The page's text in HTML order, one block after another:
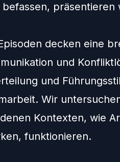
befassen,
decken eine
und
und
Wir
Kontexten, wie
funktionieren.